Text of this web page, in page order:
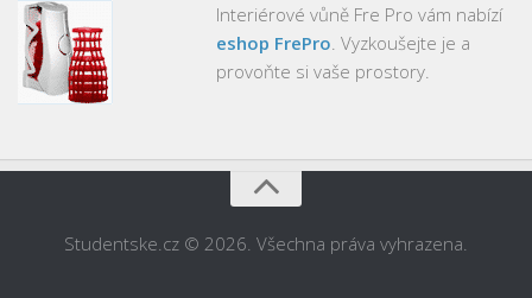
Interiérové vůně Fre Pro vám nabízí
eshop FrePro . Vyzkoušejte je a
provoňte si vaše prostory.
Studentske.cz © 2026. Všechna práva vyhrazena.